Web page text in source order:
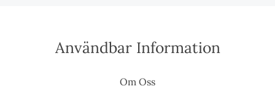
Användbar Information
Om Oss